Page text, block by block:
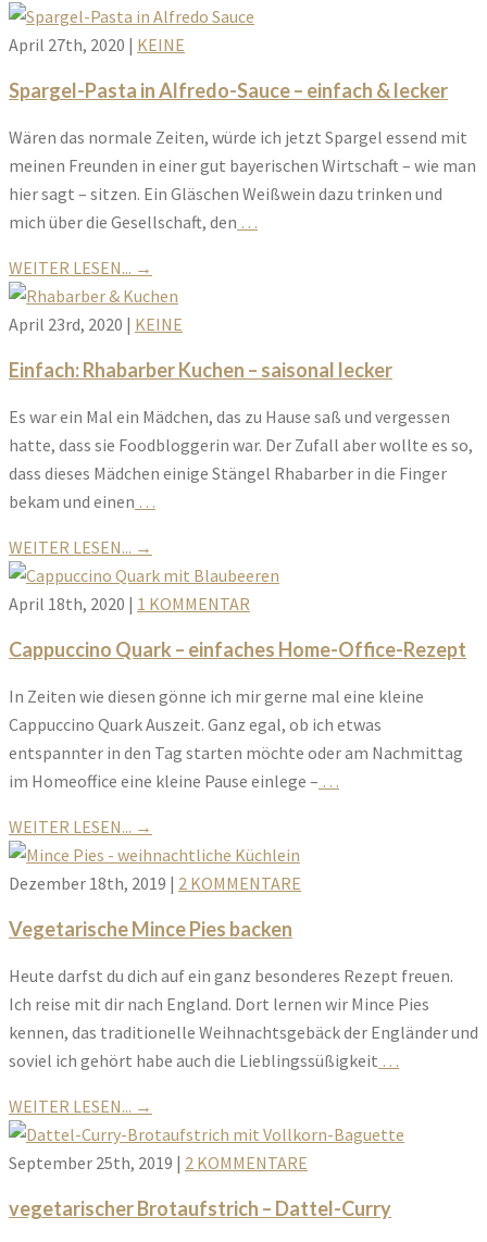
April 27th, 2020 | KEINE
Spargel-Pasta in Alfredo-Sauce – einfach & lecker
Wären das normale Zeiten, würde ich jetzt Spargel essend mit
meinen Freunden in einer gut bayerischen Wirtschaft – wie man
hier sagt – sitzen. Ein Gläschen Weißwein dazu trinken und
mich über die Gesellschaft, den …
WEITER LESEN... →
April 23rd, 2020 | KEINE
Einfach: Rhabarber Kuchen – saisonal lecker
Es war ein Mal ein Mädchen, das zu Hause saß und vergessen
hatte, dass sie Foodbloggerin war. Der Zufall aber wollte es so,
dass dieses Mädchen einige Stängel Rhabarber in die Finger
bekam und einen …
WEITER LESEN... →
April 18th, 2020 | 1 KOMMENTAR
Cappuccino Quark – einfaches Home-Office-Rezept
In Zeiten wie diesen gönne ich mir gerne mal eine kleine
Cappuccino Quark Auszeit. Ganz egal, ob ich etwas
entspannter in den Tag starten möchte oder am Nachmittag
im Homeoffice eine kleine Pause einlege – …
WEITER LESEN... →
Dezember 18th, 2019 | 2 KOMMENTARE
Vegetarische Mince Pies backen
Heute darfst du dich auf ein ganz besonderes Rezept freuen.
Ich reise mit dir nach England. Dort lernen wir Mince Pies
kennen, das traditionelle Weihnachtsgebäck der Engländer und
soviel ich gehört habe auch die Lieblingssüßigkeit …
WEITER LESEN... →
September 25th, 2019 | 2 KOMMENTARE
vegetarischer Brotaufstrich – Dattel-Curry